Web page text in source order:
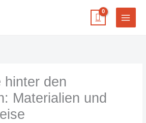
hinter den
Materialien und